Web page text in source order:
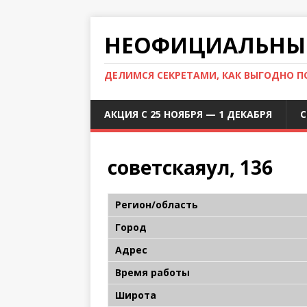
ДЕЛИМСЯ СЕКРЕТАМИ, КАК ВЫГОДНО
АКЦИЯ С 25 НОЯБРЯ — 1 ДЕКАБРЯ
советскаяул, 136
Регион/область
Город
Адрес
Время работы
Широта